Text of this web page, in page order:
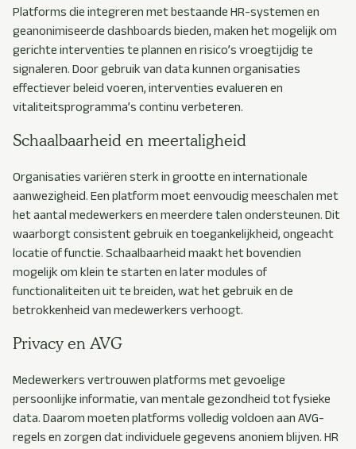
Platforms die integreren met bestaande HR-systemen en
geanonimiseerde dashboards bieden, maken het mogelijk om
gerichte interventies te plannen en risico’s vroegtijdig te
signaleren. Door gebruik van data kunnen organisaties
effectiever beleid voeren, interventies evalueren en
vitaliteitsprogramma’s continu verbeteren.
Schaalbaarheid en meertaligheid
Organisaties variëren sterk in grootte en internationale
aanwezigheid. Een platform moet eenvoudig meeschalen met
het aantal medewerkers en meerdere talen ondersteunen. Dit
waarborgt consistent gebruik en toegankelijkheid, ongeacht
locatie of functie. Schaalbaarheid maakt het bovendien
mogelijk om klein te starten en later modules of
functionaliteiten uit te breiden, wat het gebruik en de
betrokkenheid van medewerkers verhoogt.
Privacy en AVG
Medewerkers vertrouwen platforms met gevoelige
persoonlijke informatie, van mentale gezondheid tot fysieke
data. Daarom moeten platforms volledig voldoen aan AVG-
regels en zorgen dat individuele gegevens anoniem blijven. HR